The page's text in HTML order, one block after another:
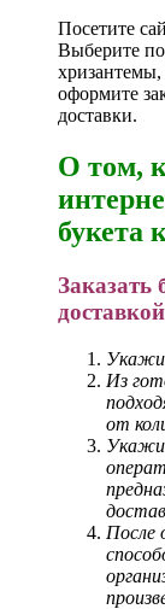
Посетите
Выберите
хризантемы,
оформите
доставки.
О том,
букета
Заказать
Из
от
После